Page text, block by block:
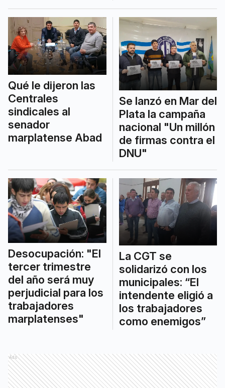
Qué le dijeron las
Centrales
sindicales al
senador
marplatense Abad
Se lanzó en Mar del
Plata la campaña
nacional "Un millón
de firmas contra el
DNU"
Desocupación: "El
tercer trimestre
del año será muy
perjudicial para los
trabajadores
marplatenses"
La CGT se
solidarizó con los
municipales: “El
intendente eligió a
los trabajadores
como enemigos”
Ads